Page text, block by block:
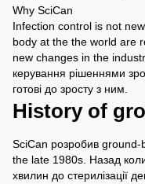
Why SciCan
Infection control is not
body at the the world are
new changes in the
керування рішеннями
готові до зросту з ним.
History of
SciCan розробив
the late 1980s. Назад
хвилин до стерилізації